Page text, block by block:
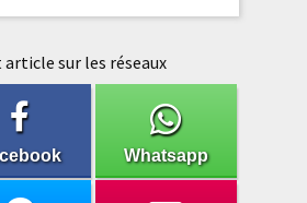
article sur les réseaux
Whatsapp